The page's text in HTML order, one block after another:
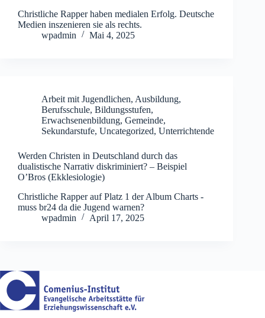
Christliche Rapper haben medialen Erfolg. Deutsche
Medien inszenieren sie als rechts.
wpadmin
Mai 4, 2025
Arbeit mit Jugendlichen, Ausbildung,
Berufsschule, Bildungsstufen,
Erwachsenenbildung, Gemeinde,
Sekundarstufe, Uncategorized, Unterrichtende
Werden Christen in Deutschland durch das
dualistische Narrativ diskriminiert? – Beispiel
O’Bros (Ekklesiologie)
Christliche Rapper auf Platz 1 der Album Charts -
muss br24 da die Jugend warnen?
wpadmin
April 17, 2025